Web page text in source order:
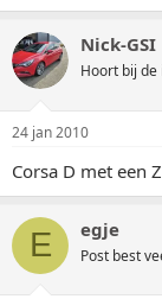
Nick-GSI
Hoort bij de
24 jan 2010
Corsa D met een
E egje
Post best